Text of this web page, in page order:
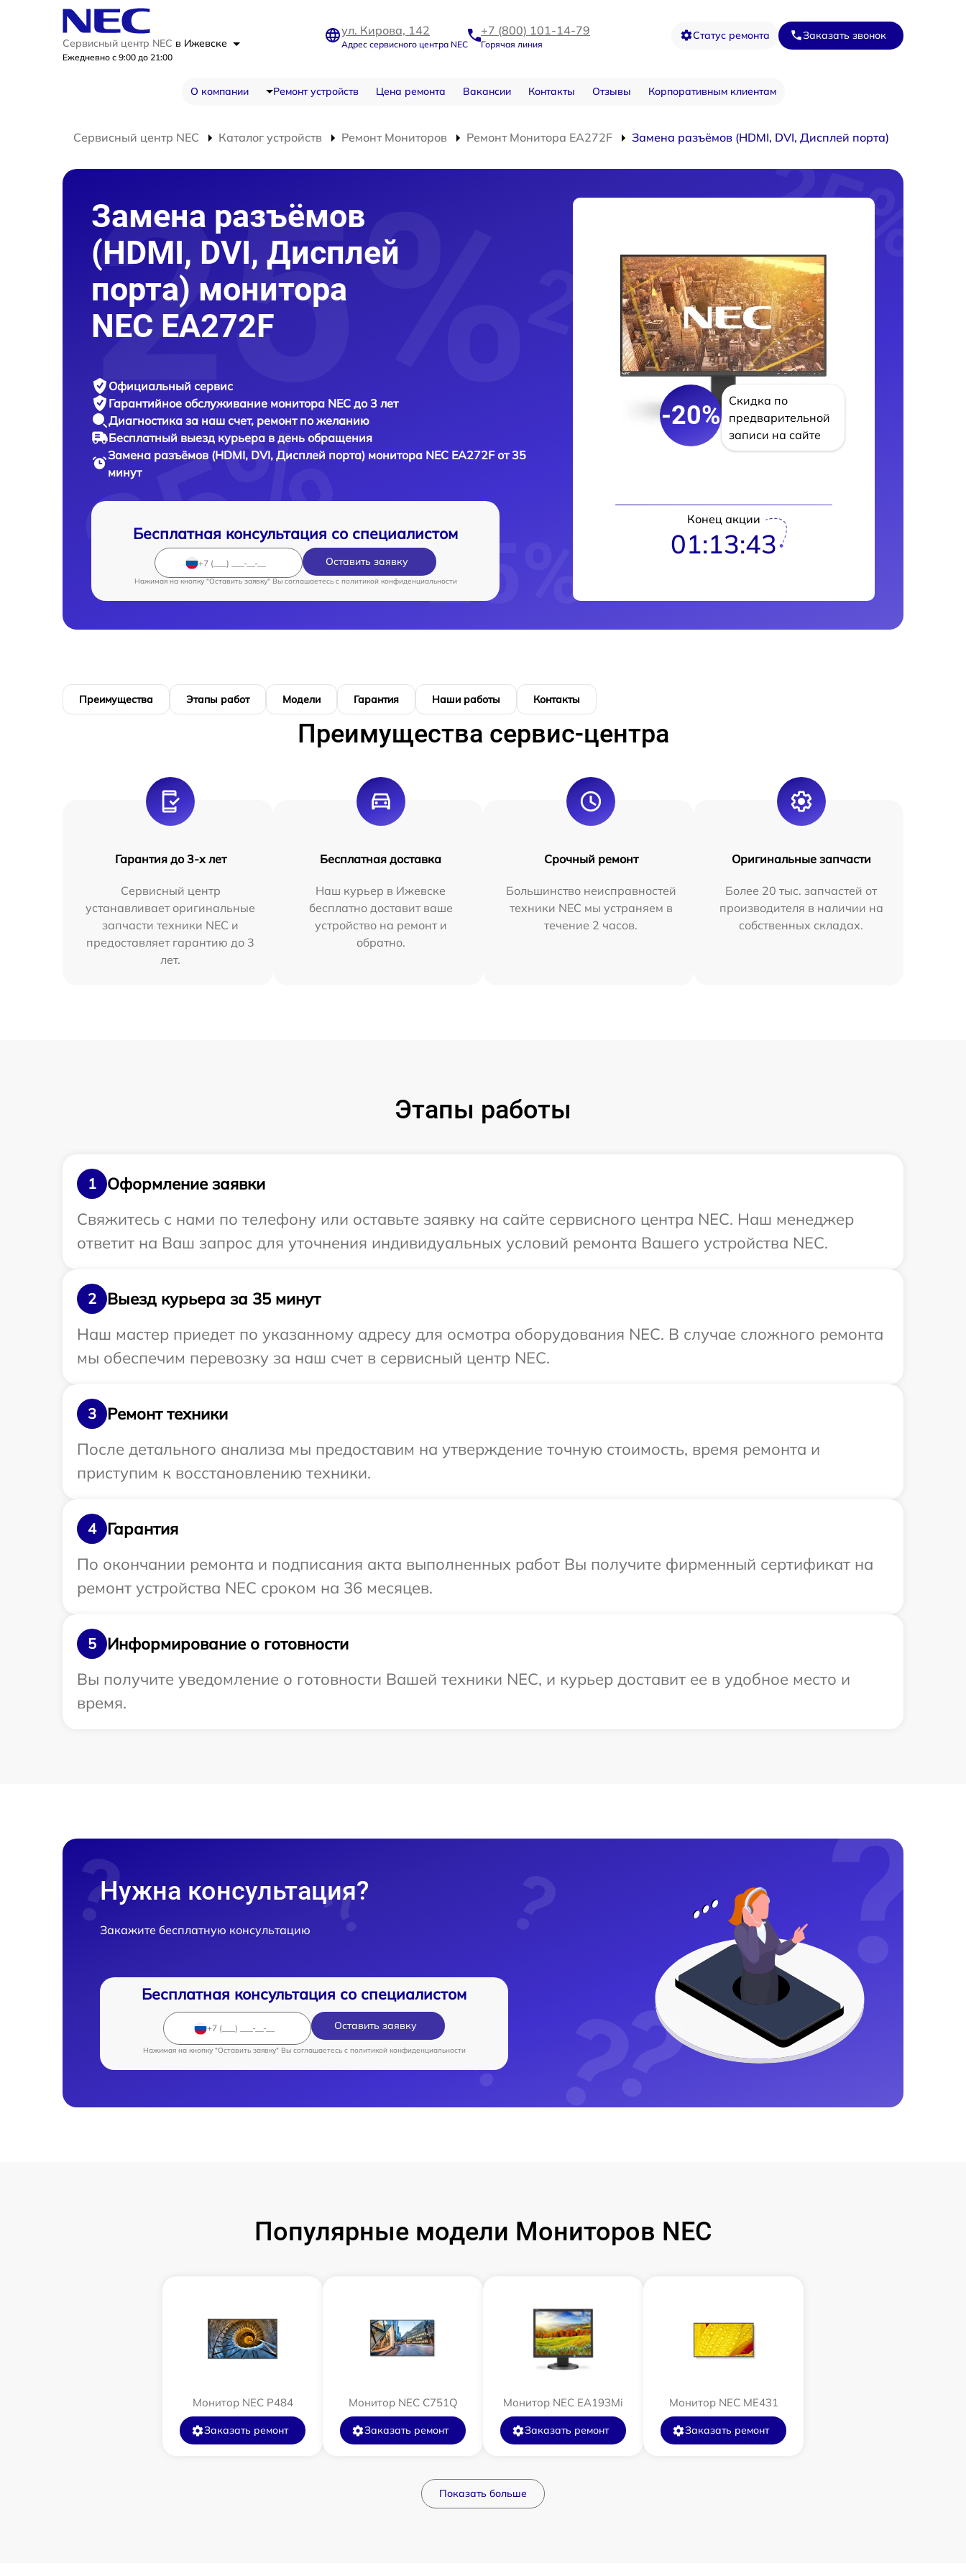
Сервисный центр NEC в Ижевске
Ежедневно с 9:00 до 21:00
ул. Кирова, 142
Адрес сервисного центра NEC
+7 (800) 101-14-79
Горячая линия
Статус ремонта Заказать звонок
О компании Ремонт устройств Цена ремонта Вакансии Контакты Отзывы Корпоративным клиентам
Сервисный центр NEC Каталог устройств Ремонт Мониторов Ремонт Монитора EA272F Замена разъёмов (HDMI, DVI, Дисплей порта)
Замена разъёмов
(HDMI, DVI, Дисплей
порта) монитора
NEC EA272F
Официальный сервис
Гарантийное обслуживание монитора NEC до 3 лет
Диагностика за наш счет, ремонт по желанию
Бесплатный выезд курьера в день обращения
Замена разъёмов (HDMI, DVI, Дисплей порта) монитора NEC EA272F от 35
минут
Бесплатная консультация со специалистом
Оставить заявку
Нажимая на кнопку "Оставить заявку" Вы соглашаетесь c политикой конфиденциальности
-20%
Скидка по
предварительной
записи на сайте
Конец акции
01:13:42
Преимущества Этапы работ Модели Гарантия Наши работы Контакты
Преимущества сервис-центра
Гарантия до 3-х лет
Сервисный центр
устанавливает оригинальные
запчасти техники NEC и
предоставляет гарантию до 3
лет.
Бесплатная доставка
Наш курьер в Ижевске
бесплатно доставит ваше
устройство на ремонт и
обратно.
Срочный ремонт
Большинство неисправностей
техники NEC мы устраняем в
течение 2 часов.
Оригинальные запчасти
Более 20 тыс. запчастей от
производителя в наличии на
собственных складах.
Этапы работы
1
Оформление заявки
Свяжитесь с нами по телефону или оставьте заявку на сайте сервисного центра NEC. Наш менеджер
ответит на Ваш запрос для уточнения индивидуальных условий ремонта Вашего устройства NEC.
2
Выезд курьера за 35 минут
Наш мастер приедет по указанному адресу для осмотра оборудования NEC. В случае сложного ремонта
мы обеспечим перевозку за наш счет в сервисный центр NEC.
3
Ремонт техники
После детального анализа мы предоставим на утверждение точную стоимость, время ремонта и
приступим к восстановлению техники.
4
Гарантия
По окончании ремонта и подписания акта выполненных работ Вы получите фирменный сертификат на
ремонт устройства NEC сроком на 36 месяцев.
5
Информирование о готовности
Вы получите уведомление о готовности Вашей техники NEC, и курьер доставит ее в удобное место и
время.
Нужна консультация?
Закажите бесплатную консультацию
Бесплатная консультация со специалистом
Оставить заявку
Нажимая на кнопку "Оставить заявку" Вы соглашаетесь c политикой конфиденциальности
Популярные модели Мониторов NEC
Монитор NEC P484
Заказать ремонт
Монитор NEC C751Q
Заказать ремонт
Монитор NEC EA193Mi
Заказать ремонт
Монитор NEC ME431
Заказать ремонт
Показать больше